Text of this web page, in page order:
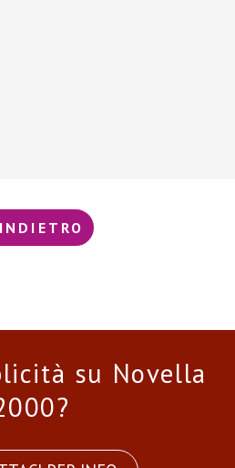
INDIETRO
su Novella